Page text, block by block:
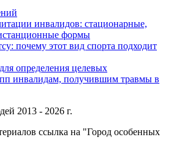
инвалидов: стационарные,
формы
почему этот вид спорта подходит
определения целевых
инвалидам, получившим травмы в
2013 - 2026 г.
ссылка на "Город особенных